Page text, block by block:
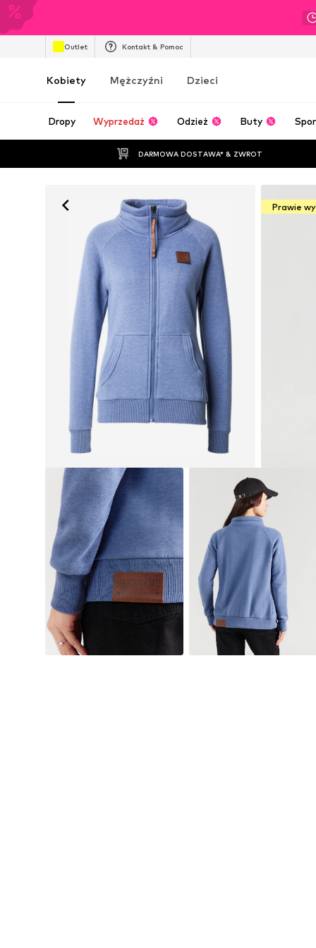
Outlet Kontakt & Pomoc
Kobiety Mężczyźni Dzieci
Dropy Wyprzedaż Odzież Buty
DARMOWA DOSTAWA* & ZWROT
Prawie